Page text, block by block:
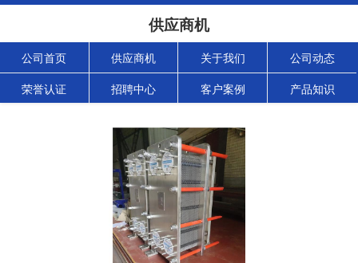
供应商机
公司首页 供应商机 关于我们 公司动态
荣誉认证 招聘中心 客户案例 产品知识